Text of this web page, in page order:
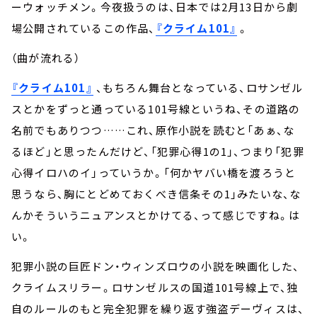
ーウォッチメン。今夜扱うのは、日本では2月13日から劇
場公開されているこの作品、 『クライム101』 。
（曲が流れる）
『クライム101』 、もちろん舞台となっている、ロサンゼル
スとかをずっと通っている101号線というね、その道路の
名前でもありつつ……これ、原作小説を読むと「あぁ、な
るほど」と思ったんだけど、「犯罪心得1の1」、つまり「犯罪
心得イロハのイ」っていうか。「何かヤバい橋を渡ろうと
思うなら、胸にとどめておくべき信条その1」みたいな、な
んかそういうニュアンスとかけてる、って感じですね。は
い。
犯罪小説の巨匠ドン・ウィンズロウの小説を映画化した、
クライムスリラー。ロサンゼルスの国道101号線上で、独
自のルールのもと完全犯罪を繰り返す強盗デーヴィスは、